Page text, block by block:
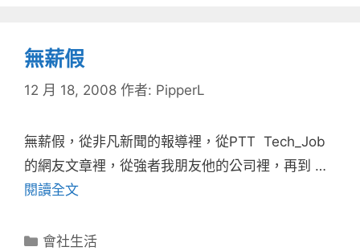
無薪假
12 月 18, 2008 作者: PipperL
無薪假，從非凡新聞的報導裡，從PTT Tech_Job
的網友文章裡，從強者我朋友他的公司裡，再到 …
閱讀全文
分
會社生活